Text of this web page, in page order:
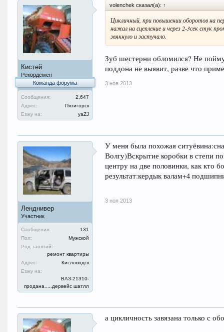
Кистей
Рекордсмен
Команда форума
Сообщения:
2.647
Адрес:
Пятигорск
Езжу на:
уаZJ
volenchek сказал(а): ↑
Цикличный, при повышении оборотов на
нажал на сцепление и через 2-3сек стук
звякнуло и застучало.
Зуб шестерни обломился? Не
поддона не выявит, разве что
3 ноя 2013
Ленднивер
Участник
Сообщения:
131
Пол:
Мужской
Род занятий:
ремонт квартиры
Адрес:
Кисловодск
Езжу на:
ВАЗ-21310-
продана.....дервейс шатлл
У меня была похожая
Волгу)Вскрытие коробки в степи
центру на две половинки, как кто
результат:кердык валам+4
3 ноя 2013
а цикличность завязана только с